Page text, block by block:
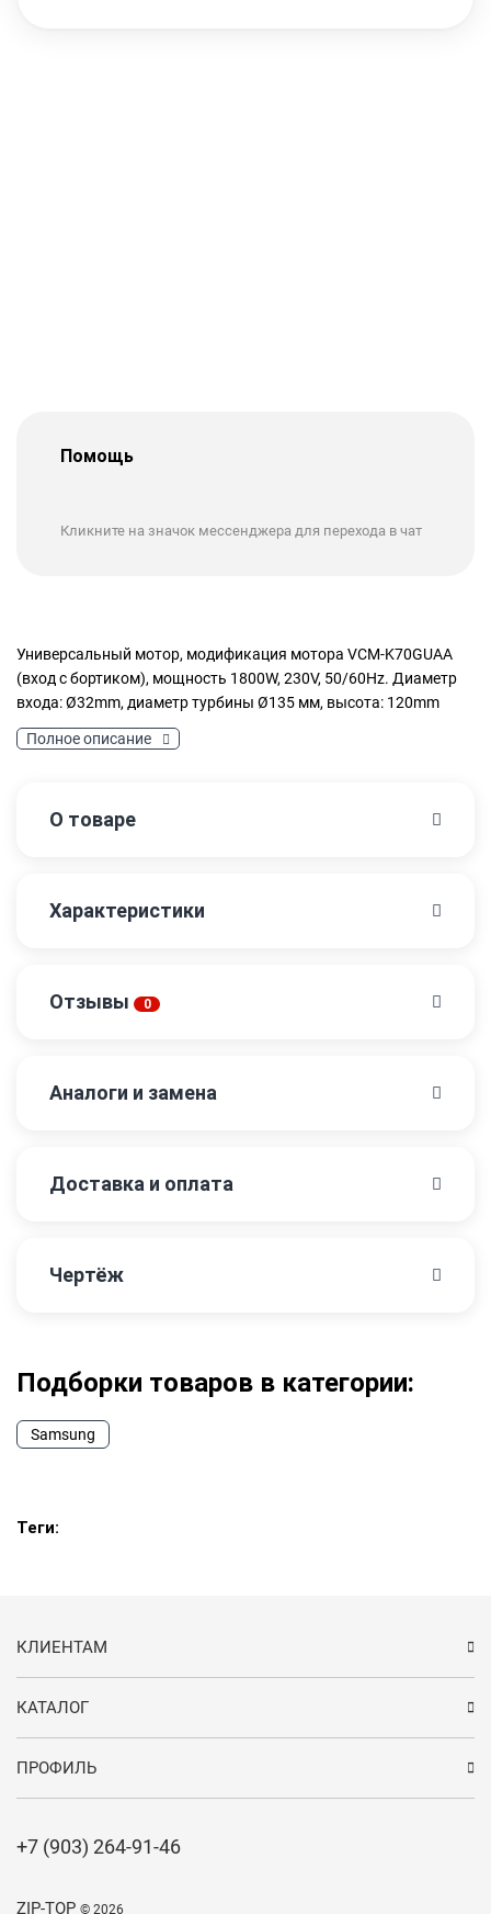
Помощь
Кликните на значок мессенджера для перехода в чат
Универсальный мотор, модификация мотора VCM-K70GUAA
(вход с бортиком), мощность 1800W, 230V, 50/60Hz. Диаметр
входа: Ø32mm, диаметр турбины Ø135 мм, высота: 120mm
Полное описание
О товаре
Характеристики
Отзывы 0
Аналоги и замена
Доставка и оплата
Чертёж
Подборки товаров в категории:
Samsung
Теги:
ZIP-TOP © 2026
КЛИЕНТАМ
КАТАЛОГ
ПРОФИЛЬ
+7 (903) 264-91-46